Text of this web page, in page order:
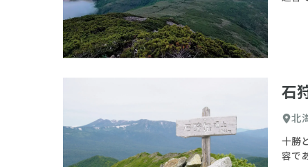
石
北
十勝
容で